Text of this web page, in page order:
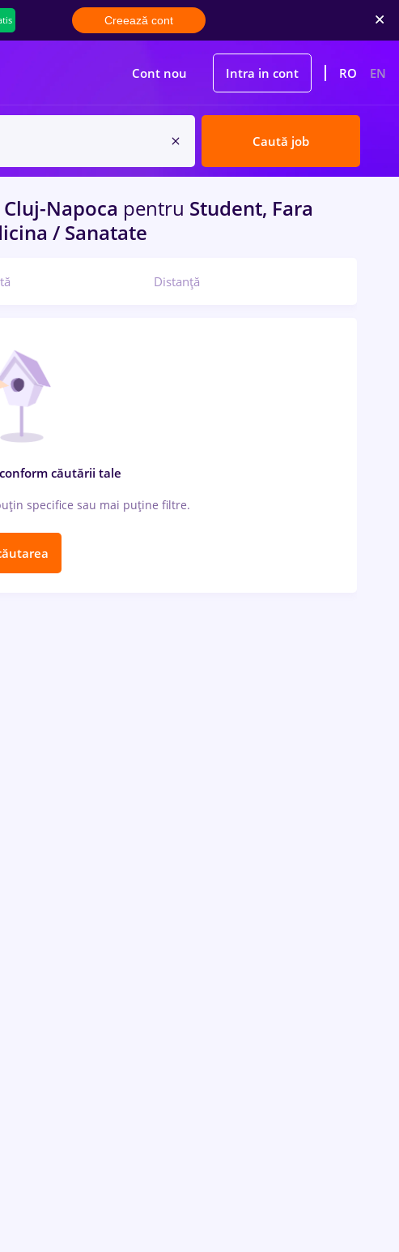
Creează cont
Cont nou Intra in cont RO EN
Caută job
Cluj-Napoca pentru Student, Fara
/ Sanatate
Distanță
căutării tale
specifice sau mai puține filtre.